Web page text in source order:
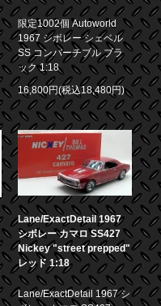
限定1002個 Autoworld
1967 シボレー シェベル
SS コンバーチブル ブラ
ック 1:18
16,800円(税込18,480円)
Lane/ExactDetail 1967
シボレー カマロ SS427
Nickey "street prepped"
レッド 1:18
Lane/ExactDetail 1967 シ